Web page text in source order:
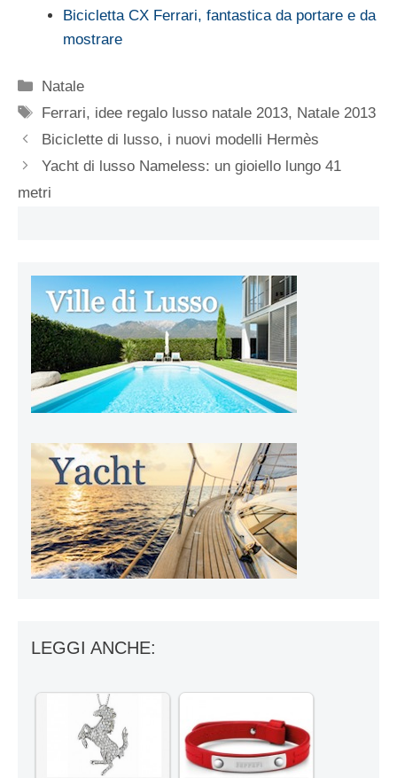
Bicicletta CX Ferrari, fantastica da portare e da
mostrare
Categorie
Natale
Tag
Ferrari, idee regalo lusso natale 2013, Natale 2013
Biciclette di lusso, i nuovi modelli Hermès
Yacht di lusso Nameless: un gioiello lungo 41
metri
LEGGI ANCHE: